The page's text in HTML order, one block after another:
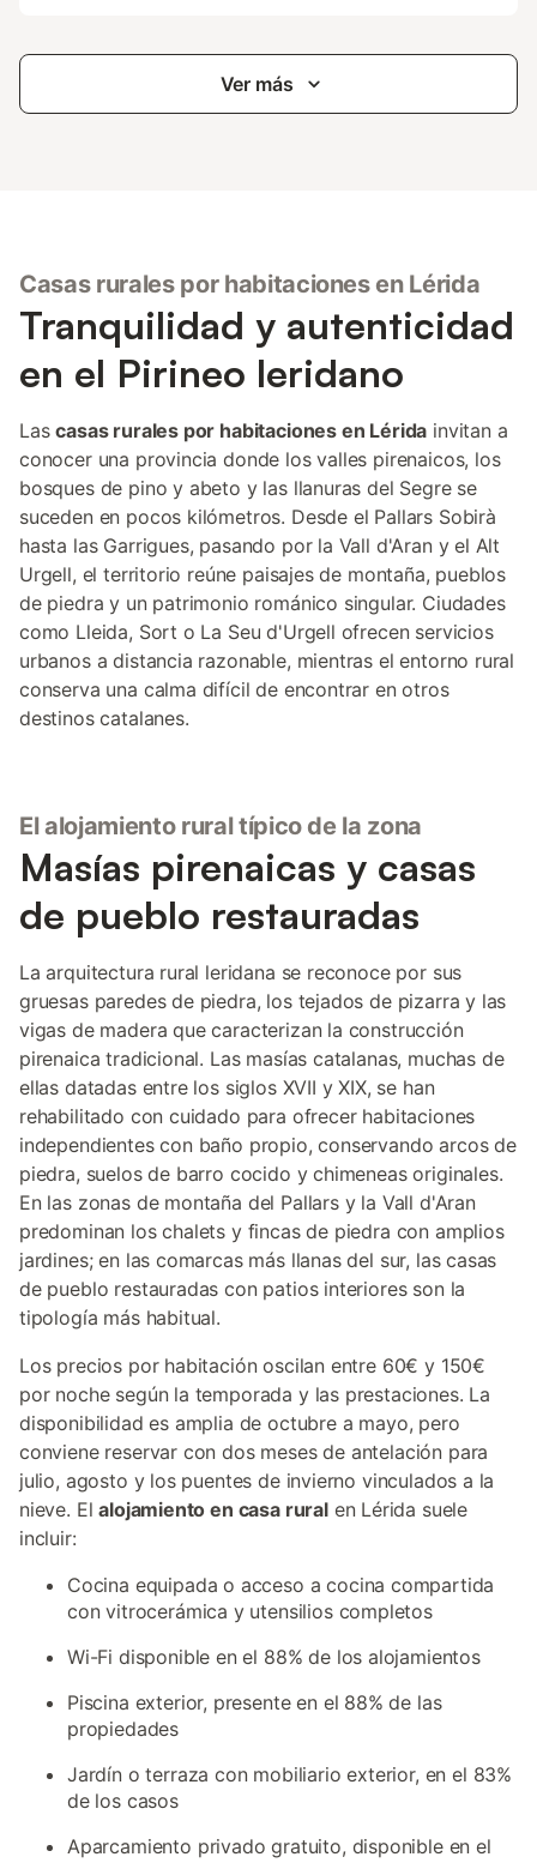
Ver más
Casas rurales por habitaciones en Lérida
Tranquilidad y autenticidad
en el Pirineo leridano
Lascasas rurales por habitaciones en Lérida invitan a
conocer una provincia donde los valles pirenaicos, los
bosques de pino y abeto y las llanuras del Segre se
suceden en pocos kilómetros. Desde el Pallars Sobirà
hasta las Garrigues, pasando por la Vall d'Aran y el Alt
Urgell, el territorio reúne paisajes de montaña, pueblos
de piedra y un patrimonio románico singular. Ciudades
como Lleida, Sort o La Seu d'Urgell ofrecen servicios
urbanos a distancia razonable, mientras el entorno rural
conserva una calma difícil de encontrar en otros
destinos catalanes.
El alojamiento rural típico de la zona
Masías pirenaicas y casas
de pueblo restauradas
La arquitectura rural leridana se reconoce por sus
gruesas paredes de piedra, los tejados de pizarra y las
vigas de madera que caracterizan la construcción
pirenaica tradicional. Las masías catalanas, muchas de
ellas datadas entre los siglos XVII y XIX, se han
rehabilitado con cuidado para ofrecer habitaciones
independientes con baño propio, conservando arcos de
piedra, suelos de barro cocido y chimeneas originales.
En las zonas de montaña del Pallars y la Vall d'Aran
predominan los chalets y fincas de piedra con amplios
jardines; en las comarcas más llanas del sur, las casas
de pueblo restauradas con patios interiores son la
tipología más habitual.
Los precios por habitación oscilan entre 60€ y 150€
por noche según la temporada y las prestaciones. La
disponibilidad es amplia de octubre a mayo, pero
conviene reservar con dos meses de antelación para
julio, agosto y los puentes de invierno vinculados a la
nieve. Elalojamiento en casa ruralen Lérida suele
incluir:
Cocina equipada o acceso a cocina compartida
con vitrocerámica y utensilios completos
Wi-Fi disponible en el 88% de los alojamientos
Piscina exterior, presente en el 88% de las
propiedades
Jardín o terraza con mobiliario exterior, en el 83%
de los casos
Aparcamiento privado gratuito, disponible en el